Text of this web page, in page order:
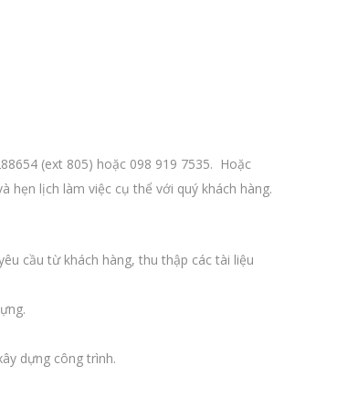
(ext 805) hoặc 098 919 7535. Hoặc
hẹn lịch làm việc cụ thể với quý khách hàng.
cầu từ khách hàng, thu thập các tài liệu
dựng công trình.